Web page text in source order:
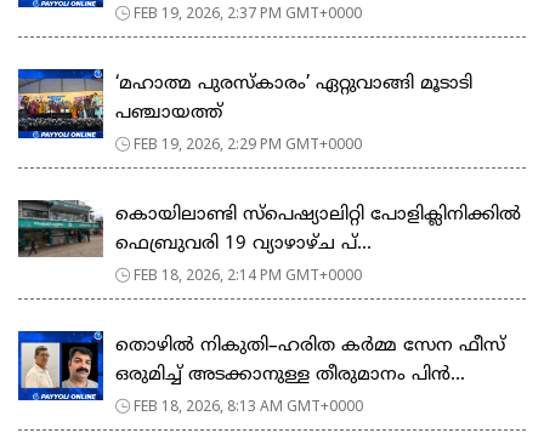
FEB 19, 2026, 2:37 PM GMT+0000
‘മഹാത്മ പുരസ്കാരം’ ഏറ്റുവാങ്ങി മൂടാടി
പഞ്ചായത്ത്
FEB 19, 2026, 2:29 PM GMT+0000
കൊയിലാണ്ടി സ്പെഷ്യാലിറ്റി പോളിക്ലിനിക്കിൽ
ഫെബ്രുവരി 19 വ്യാഴാഴ്ച പ്...
FEB 18, 2026, 2:14 PM GMT+0000
തൊഴിൽ നികുതി–ഹരിത കർമ്മ സേന ഫീസ്
ഒരുമിച്ച് അടക്കാനുള്ള തീരുമാനം പിൻ...
FEB 18, 2026, 8:13 AM GMT+0000